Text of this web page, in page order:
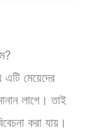
মেয়েদের
লাগে। তাই
করা যায়।